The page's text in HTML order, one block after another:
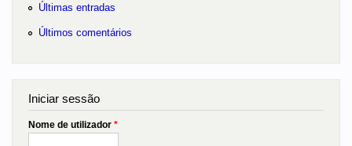
Últimas entradas
Últimos comentários
Iniciar sessão
Nome de utilizador *